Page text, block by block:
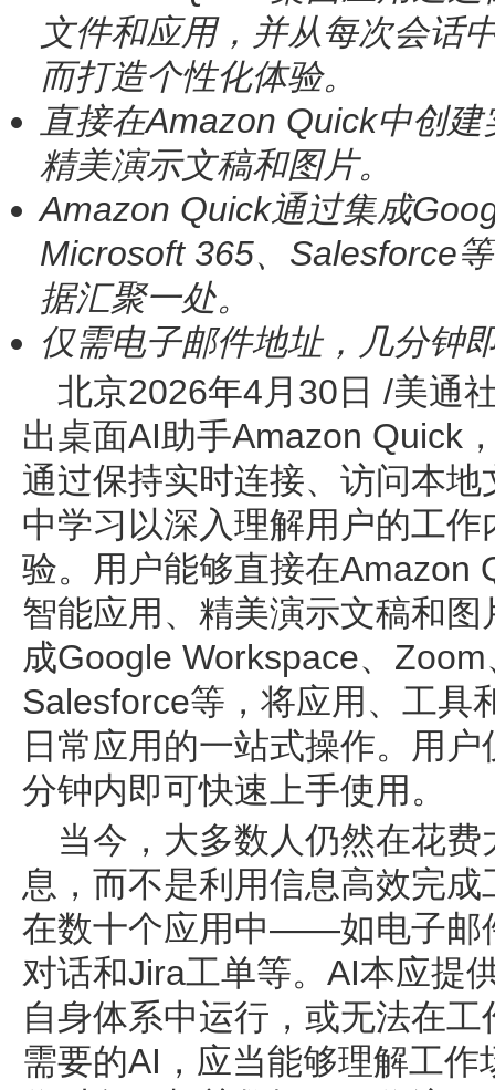
文件和应用，并从每次会话
而打造个性化体验。
直接在Amazon Quick中创建
精美演示文稿和图片。
Amazon Quick通过集成
Microsoft 365、 Salesforce
据汇聚一处。
仅需电子邮件地址，几分钟
北京2026年4月30日 /美通
出桌面AI助手Amazon Quick
通过保持实时连接、访问本
中学习以深入理解用户的工
验。用户能够直接在Amazon
智能应用、精美演示文稿和
成Google Workspace、
Salesforce等，将应用、工具
日常应用的一站式操作。用
分钟内即可快速上手使用。
当今，大多数人仍然在花
息，而不是利用信息高效完
在数十个应用中——如电子邮
对话和Jira工单等。AI本应提
自身体系中运行，或无法在
需要的AI，应当能够理解工